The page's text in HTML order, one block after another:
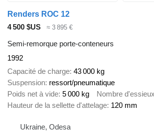
Renders ROC 12
4 500 $US
≈ 3 895 €
Semi-remorque porte-conteneurs
1992
Capacité de charge 43 000 kg
Suspension ressort/pneumatique
Poids net à vide 5 000 kg Nombre d'essieux
Hauteur de la sellette d'attelage 120 mm
Ukraine, Odesa